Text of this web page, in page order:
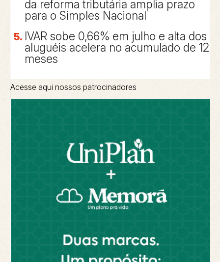
da reforma tributária amplia prazo
para o Simples Nacional
IVAR sobe 0,66% em julho e alta dos
aluguéis acelera no acumulado de 12
meses
Acesse aqui nossos patrocinadores